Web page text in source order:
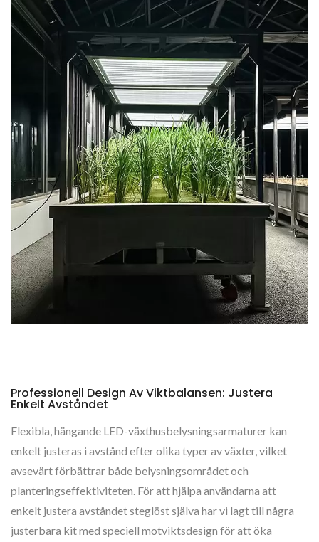
Professionell Design Av Viktbalansen: Justera
Enkelt Avståndet
Flexibla, hängande LED-växthusbelysningsarmaturer kan
enkelt justeras i avstånd efter olika typer av växter, vilket
avsevärt förbättrar både belysningsområdet och
planteringseffektiviteten. För att hjälpa användarna att
enkelt justera avståndet steglöst själva har vi lagt till några
justerbara kit med speciell motviktsdesign för att öka